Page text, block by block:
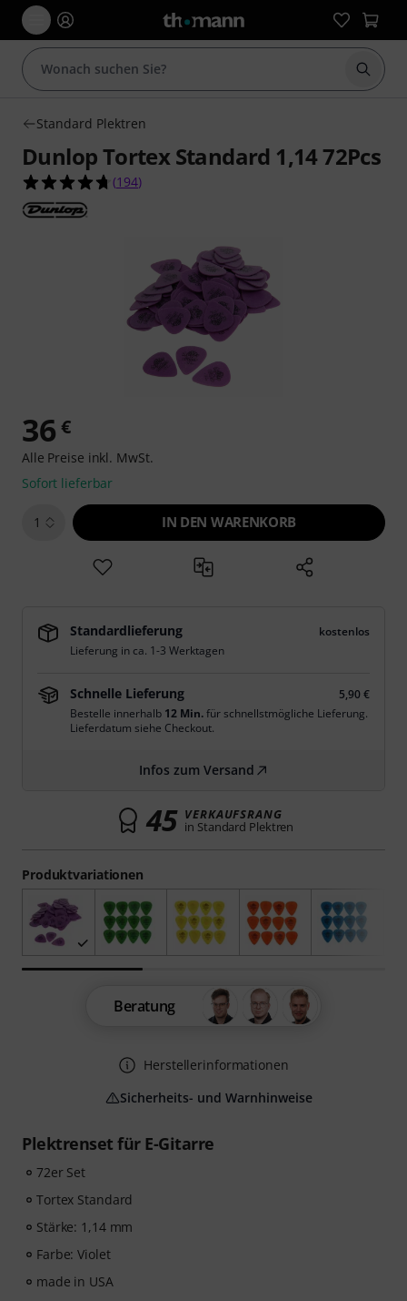
Suche
Standard Plektren
Dunlop Tortex Standard 1,14 72Pcs
4.7 von 5 Sternen aus 194 Kundenbewertungen
(194)
Plektrenset für E-Gitarre
72er Set
Tortex Standard
Stärke: 1,14 mm
Farbe: Violet
made in USA
Produktvariationen
36 €
Alle Preise inkl. MwSt.
Sofort lieferbar
1 IN DEN WARENKORB
Standardlieferung
kostenlos
Lieferung in ca. 1-3 Werktagen
Schnelle Lieferung
5,90 €
Bestelle innerhalb 12 Min.für schnellstmögliche Lieferung.
Lieferdatum siehe Checkout.
Infos zum Versand
45 VERKAUFSRANG
in Standard Plektren
Beratung
Herstellerinformationen
Sicherheits- und Warnhinweise